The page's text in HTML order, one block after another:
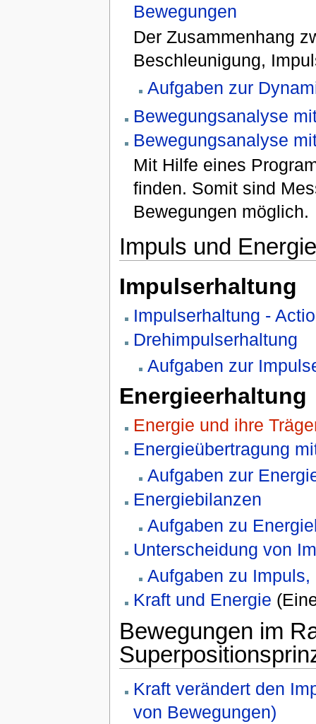
Bewegungen
Der Zusammenhang
Beschleunigung,
Aufgaben zur
Bewegungsanalyse
Bewegungsanalyse
Mit Hilfe eines
finden. Somit sind
Bewegungen möglich.
Impuls und
Impulserhaltung
Impulserhaltung -
Drehimpulserhaltung
Aufgaben zur
Energieerhaltung
Energie und ihre
Energieübertragung
Aufgaben zur
Energiebilanzen
Aufgaben zu
Unterscheidung von
Aufgaben zu
Kraft und Energie
Bewegungen im
Kraft verändert den
von Bewegungen)